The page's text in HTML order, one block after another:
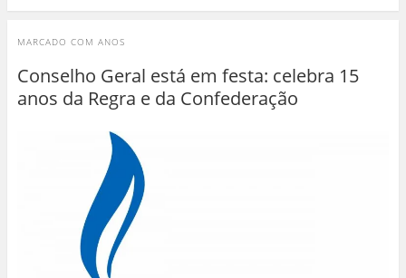
MARCADO COM ANOS
Conselho Geral está em festa: celebra 15
anos da Regra e da Confederação